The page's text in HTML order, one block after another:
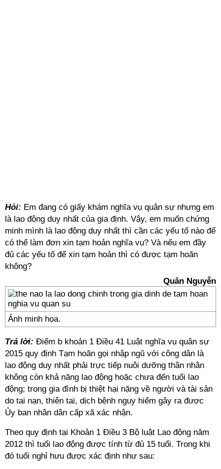
Hỏi: Em đang có giấy khám nghĩa vụ quân sự nhưng em
là lao động duy nhất của gia định. Vậy, em muốn chứng
minh mình là lao động duy nhất thì cần các yếu tố nào để
có thể làm đơn xin tạm hoản nghĩa vụ? Và nếu em đầy
đủ các yếu tố để xin tạm hoản thì có được tạm hoãn
không?
Quân Nguyễn
Ảnh minh họa.
Trả lời: Điểm b khoản 1 Điều 41 Luật nghĩa vụ quân sự
2015 quy định Tạm hoãn gọi nhập ngũ với công dân là
lao động duy nhất phải trực tiếp nuôi dưỡng thân nhân
không còn khả năng lao động hoặc chưa đến tuổi lao
động; trong gia đình bị thiệt hại nặng về người và tài sản
do tai nạn, thiên tai, dịch bệnh nguy hiểm gây ra được
Ủy ban nhân dân cấp xã xác nhận.
Theo quy định tại Khoản 1 Điều 3 Bộ luật Lao động năm
2012 thì tuổi lao động được tính từ đủ 15 tuổi. Trong khi
đó tuổi nghỉ hưu được xác định như sau: